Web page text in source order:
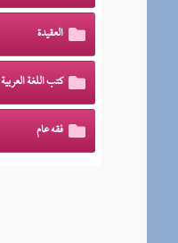
العقيدة
كتب اللغة العربية
فقه عام